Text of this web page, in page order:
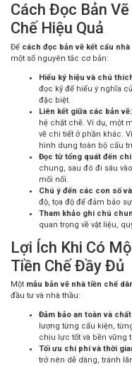
Cách Đọc Bản
Chế Hiệu Quả
Để cách đọc bản vẽ kết cấu
một số nguyên tắc cơ bản:
Hiểu ký hiệu và chú
đọc kỹ để hiểu ý nghĩa
đặc biệt.
Liên kết giữa các bản vẽ:
hệ chặt chẽ. Ví dụ, một
vẽ chi tiết ở phần khác.
hình dung toàn bộ cấu
Đọc từ tổng quát đến
chung, sau đó đi sâu
mối nối.
Chú ý đến các con số
độ, tọa độ để đảm bảo
Tham khảo ghi chú
quan trọng về vật liệu,
Lợi Ích Khi Có
Tiền Chế Đầy Đủ
Một mẫu bản vẽ nhà tiền chế
đầu tư và nhà thầu:
Đảm bảo an toàn và
lượng từng cấu kiện,
chịu lực tốt và bền vững
Tối ưu chi phí và thời
trở nên dễ dàng, tránh